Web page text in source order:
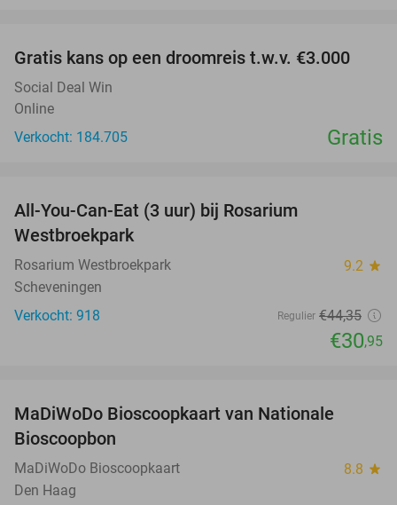
Gratis kans op een droomreis t.w.v. €3.000
Social Deal Win
Online
Verkocht: 184.705
Gratis
All-You-Can-Eat (3 uur) bij Rosarium
Westbroekpark
Rosarium Westbroekpark 9.2 star
Scheveningen
Verkocht: 918
Regulier €44,35
€30,95
MaDiWoDo Bioscoopkaart van Nationale
Bioscoopbon
MaDiWoDo Bioscoopkaart 8.8 star
Den Haag